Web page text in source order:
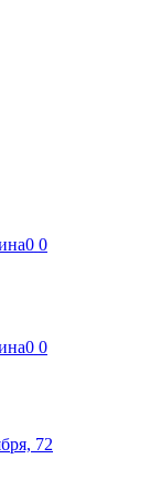
0 0
0 0
72